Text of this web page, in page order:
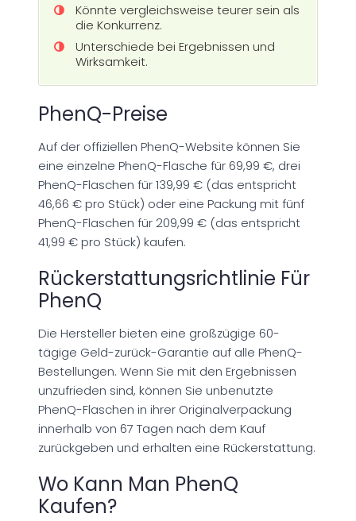
Könnte vergleichsweise teurer sein als
die Konkurrenz.
Unterschiede bei Ergebnissen und
Wirksamkeit.
PhenQ-Preise
Auf der offiziellen PhenQ-Website können Sie
eine einzelne PhenQ-Flasche für 69,99 €, drei
PhenQ-Flaschen für 139,99 € (das entspricht
46,66 € pro Stück) oder eine Packung mit fünf
PhenQ-Flaschen für 209,99 € (das entspricht
41,99 € pro Stück) kaufen.
Rückerstattungsrichtlinie Für
PhenQ
Die Hersteller bieten eine großzügige 60-
tägige Geld-zurück-Garantie auf alle PhenQ-
Bestellungen. Wenn Sie mit den Ergebnissen
unzufrieden sind, können Sie unbenutzte
PhenQ-Flaschen in ihrer Originalverpackung
innerhalb von 67 Tagen nach dem Kauf
zurückgeben und erhalten eine Rückerstattung.
Wo Kann Man PhenQ
Kaufen?